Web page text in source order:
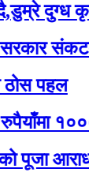
कृषि
संकटमा
१०००
आराधना